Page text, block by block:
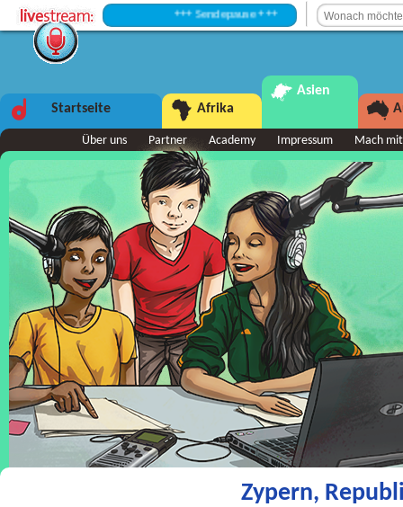
+++ Sendepause +++
Startseite Afrika
Asien
Über uns Partner Academy Impressum Mach mit
Zypern,